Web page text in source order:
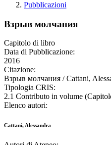
Pubblicazioni
Взрыв молчания
Capitolo di libro
Data di Pubblicazione:
2016
Citazione:
Взрыв молчания / Cattani,
Tipologia CRIS:
2.1 Contributo in volume
Elenco autori:
Cattani, Alessandra